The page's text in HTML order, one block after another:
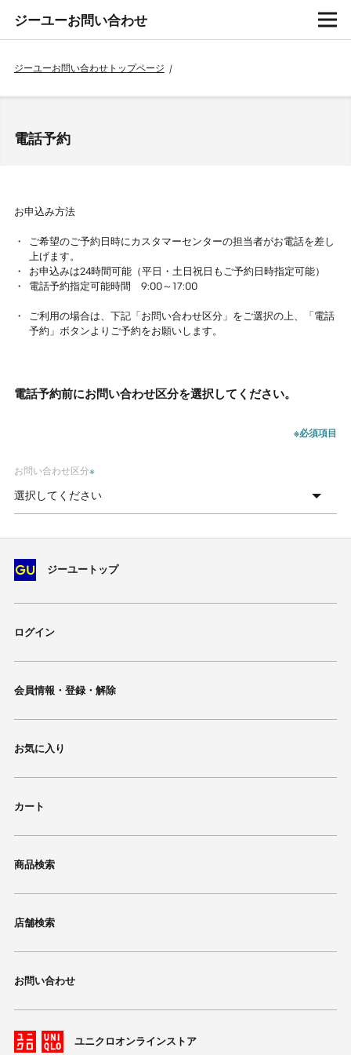
ジーユーお問い合わせ
ジーユーお問い合わせトップページ /
電話予約
お申込み方法
ご希望のご予約日時にカスタマーセンターの担当者がお電話を差し
上げます。
お申込みは24時間可能（平日・土日祝日もご予約日時指定可能）
電話予約指定可能時間 9:00～17:00
ご利用の場合は、下記「お問い合わせ区分」をご選択の上、「電話
予約」ボタンよりご予約をお願いします。
電話予約前にお問い合わせ区分を選択してください。
※必須項目
お問い合わせ区分※
ジーユートップ
ログイン
会員情報・登録・解除
お気に入り
カート
商品検索
店舗検索
お問い合わせ
ユニクロオンラインストア